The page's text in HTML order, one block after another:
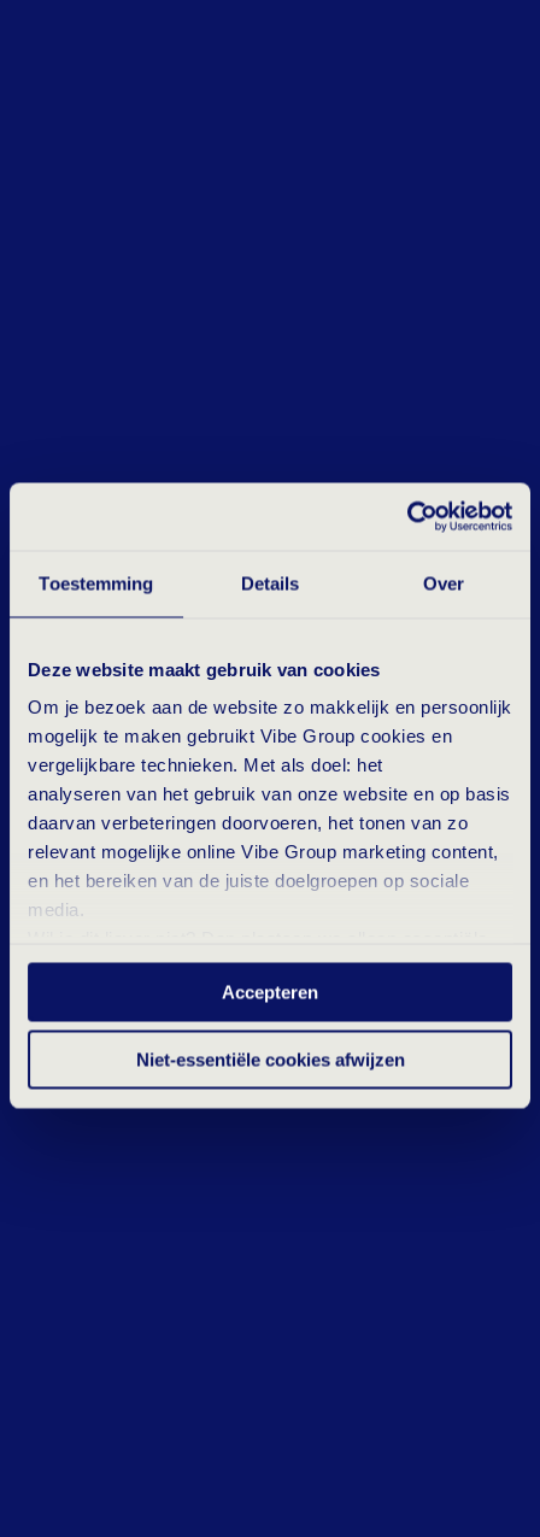
Toestemming Details Over
Deze website maakt gebruik van cookies
Om je bezoek aan de website zo makkelijk en persoonlijk
mogelijk te maken gebruikt Vibe Group cookies en
vergelijkbare technieken. Met als doel: het
analyseren van het gebruik van onze website en op basis
daarvan verbeteringen doorvoeren, het tonen van zo
relevant mogelijke online Vibe Group marketing content,
en het bereiken van de juiste doelgroepen op sociale
media.
en statistische cookies tijdens je bezoek. Meer weten?
Klik hierboven op 'Details' of lees onze
privacyverklaring.
Accepteren
Niet-essentiële cookies afwijzen